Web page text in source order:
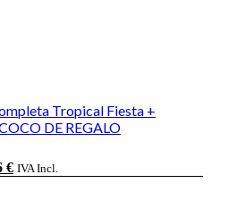
Tropical Fiesta +
DE REGALO
€ElIVA Incl.